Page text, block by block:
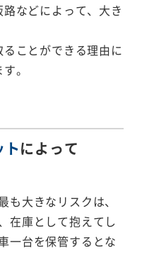
などによって、大き
ことができる理由に
。
トによって
大きなリスクは、
在庫として抱えてし
一台を保管するとな